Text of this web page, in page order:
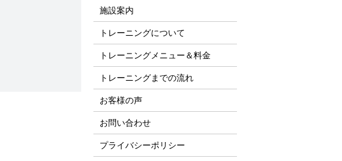
施設案内
トレーニングについて
トレーニングメニュー＆料金
トレーニングまでの流れ
お客様の声
お問い合わせ
プライバシーポリシー